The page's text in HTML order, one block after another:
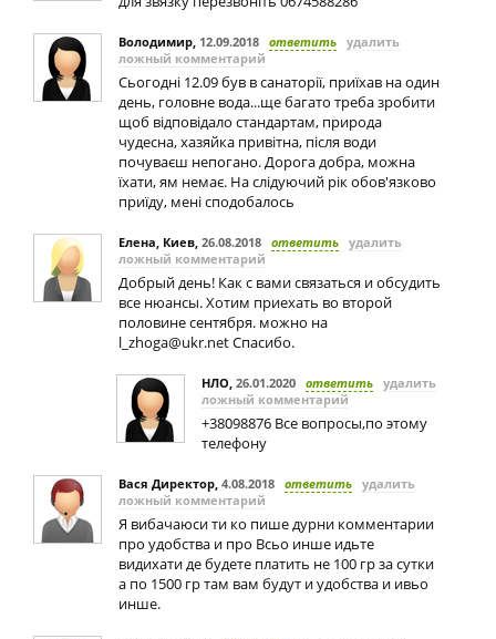
Володимир, 12.09.2018 ответить удалить
ложный комментарий
Сьогодні 12.09 був в санаторії, приїхав на один
день, головне вода...ще багато треба зробити
щоб відповідало стандартам, природа
чудесна, хазяйка привітна, після води
почуваєш непогано. Дорога добра, можна
їхати, ям немає. На слідуючий рік обов'язково
приїду, мені сподобалось
Елена, Киев, 26.08.2018 ответить удалить
ложный комментарий
Добрый день! Как с вами связаться и обсудить
все нюансы. Хотим приехать во второй
половине сентября. можно на
l_zhoga@ukr.netСпасибо.
НЛО, 26.01.2020 ответить удалить
ложный комментарий
+38098876 Все вопросы,по этому
телефону
Вася Директор, 4.08.2018 ответить удалить
ложный комментарий
Я вибачаюси ти ко пише дурни комментарии
про удобства и про Всьо инше идьте
видихати де будете платить не 100 гр за сутки
а по 1500 гр там вам будут и удобства и ивьо
инше.